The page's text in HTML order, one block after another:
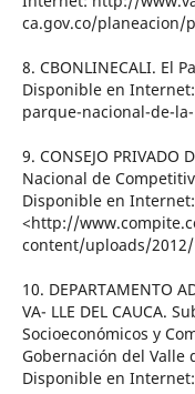
ca.gov.co/planeacion/
8. CBONLINECALI. El
Disponible en
parque-nacional-de-
9. CONSEJO PRIVADO
Nacional de
Disponible en Internet:
<http://
content/uploads/
10. DEPARTAMENTO
VA- LLE DEL CAUCA.
Socioeconómicos y
Gobernación del Valle
Disponible en